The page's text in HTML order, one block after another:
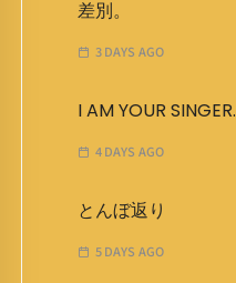
差別。
3 DAYS AGO
I AM YOUR SINGER.
4 DAYS AGO
とんぼ返り
5 DAYS AGO